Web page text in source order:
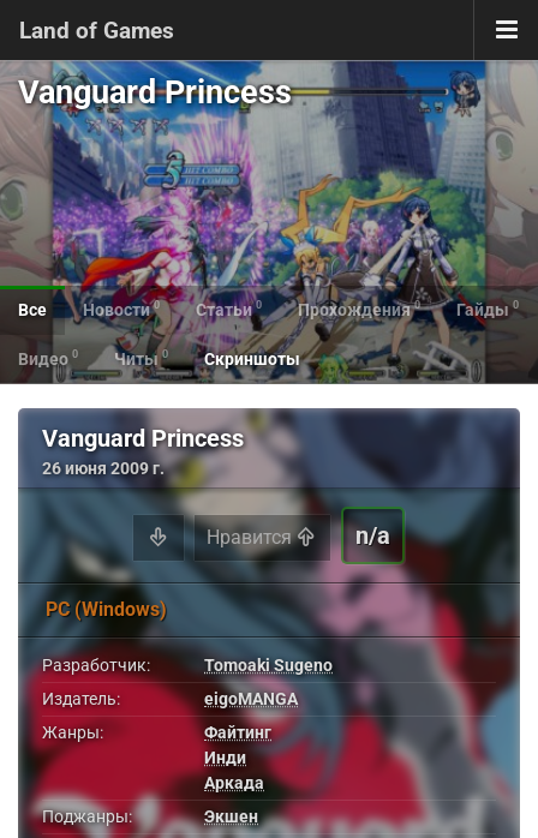
Land of Games
Vanguard Princess
Все Новости 0 Статьи 0 Прохождения 0 Гайды 0
Видео 0 Читы 0 Скриншоты
Vanguard Princess
26 июня 2009 г.
Нравится n/a
PC (Windows)
Разработчик:
Tomoaki Sugeno
Издатель:
eigoMANGA
Жанры:
Файтинг
Инди
Аркада
Поджанры:
Экшен